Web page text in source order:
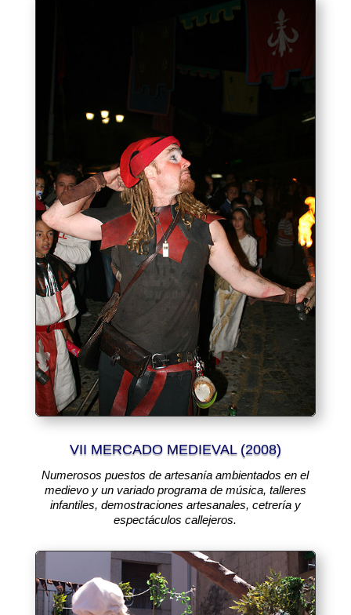
VII MERCADO MEDIEVAL (2008)
Numerosos puestos de artesanía ambientados en el
medievo y un variado programa de música, talleres
infantiles, demostraciones artesanales, cetrería y
espectáculos callejeros.